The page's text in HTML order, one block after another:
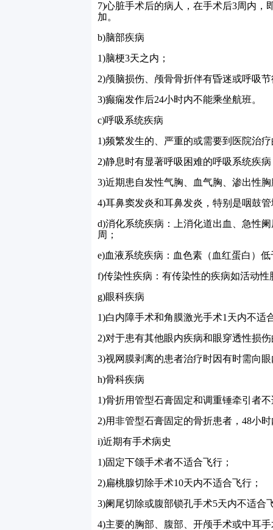
7)心脏手术后的病人，在手术后3周内，
加。
b)脑部疾病
1)脑梗3天之内；
2)颅脑损伤、颅骨骨折伴有昏迷或呼吸
3)癫痫发作后24小时内不能乘坐航班。
c)呼吸系统疾病
1)频繁发生的、严重的或需要到医院治
2)静息时有显著呼吸困难的呼吸系统疾病
3)近期患自发性气胸、血气胸、渗出性
4)耳鼻窦发炎和耳鼻发炎，特别是咽鼓
d)消化系统疾病：上消化道出血、急性
周；
e)血液系统疾病：血色素（血红蛋白）低
f)传染性疾病：有传染性的疾病如活动
g)眼科疾病
1)白内障手术和角膜激光手术1 天内不适
2)对于患有其他眼内疾病和眼穿透性损
3)视网膜剥离的患者治疗时因有时需向
h)骨科疾病
1)骨折用管型石膏固定和调重锤牵引者
2)用非管型石膏固定的骨折患者， 48小
i)近期有手术病史
1)固定下颌手术者不适合飞行；
2)扁桃腺切除手术10天内不适合飞行；
3)阑尾切除或腹部锁孔手术5天内不适合
4)主要的胸部、腹部、开颅手术或中耳手